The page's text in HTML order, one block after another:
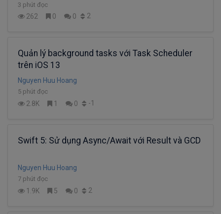
3 phút đọc
262 0 0 2
Quản lý background tasks với Task Scheduler
trên iOS 13
Nguyen Huu Hoang
5 phút đọc
2.8K 1 0 -1
Swift 5: Sử dụng Async/Await với Result và GCD
Nguyen Huu Hoang
7 phút đọc
1.9K 5 0 2